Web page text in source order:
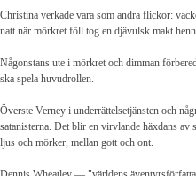
Christina verkade vara som andra flickor:
natt när mörkret föll tog en djävulsk makt
Någonstans ute i mörkret och dimman
ska spela huvudrollen.
Överste Verney i underrättelsetjänsten och
satanisterna. Det blir en virvlande häxdans
ljus och mörker, mellan gott och ont.